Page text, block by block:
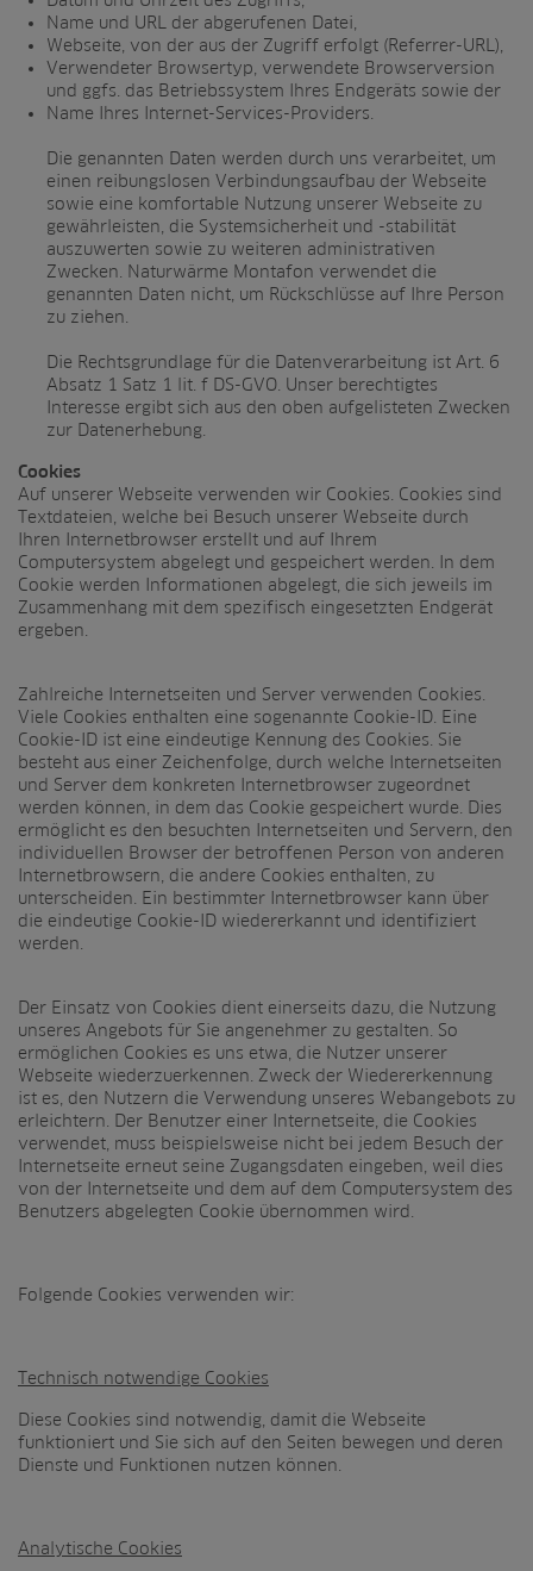
Name und URL der abgerufenen Datei,
Webseite, von der aus der Zugriff erfolgt (Referrer-URL),
Verwendeter Browsertyp, verwendete Browserversion
und ggfs. das Betriebssystem Ihres Endgeräts sowie der
Name Ihres Internet-Services-Providers.
Die genannten Daten werden durch uns verarbeitet, um
einen reibungslosen Verbindungsaufbau der Webseite
sowie eine komfortable Nutzung unserer Webseite zu
gewährleisten, die Systemsicherheit und -stabilität
auszuwerten sowie zu weiteren administrativen
Zwecken. Naturwärme Montafon verwendet die
genannten Daten nicht, um Rückschlüsse auf Ihre Person
zu ziehen.
Die Rechtsgrundlage für die Datenverarbeitung ist Art. 6
Absatz 1 Satz 1 lit. f DS-GVO. Unser berechtigtes
Interesse ergibt sich aus den oben aufgelisteten Zwecken
zur Datenerhebung.
Cookies
Auf unserer Webseite verwenden wir Cookies. Cookies sind
Textdateien, welche bei Besuch unserer Webseite durch
Ihren Internetbrowser erstellt und auf Ihrem
Computersystem abgelegt und gespeichert werden. In dem
Cookie werden Informationen abgelegt, die sich jeweils im
Zusammenhang mit dem spezifisch eingesetzten Endgerät
ergeben.
Zahlreiche Internetseiten und Server verwenden Cookies.
Viele Cookies enthalten eine sogenannte Cookie-ID. Eine
Cookie-ID ist eine eindeutige Kennung des Cookies. Sie
besteht aus einer Zeichenfolge, durch welche Internetseiten
und Server dem konkreten Internetbrowser zugeordnet
werden können, in dem das Cookie gespeichert wurde. Dies
ermöglicht es den besuchten Internetseiten und Servern, den
individuellen Browser der betroffenen Person von anderen
Internetbrowsern, die andere Cookies enthalten, zu
unterscheiden. Ein bestimmter Internetbrowser kann über
die eindeutige Cookie-ID wiedererkannt und identifiziert
werden.
Der Einsatz von Cookies dient einerseits dazu, die Nutzung
unseres Angebots für Sie angenehmer zu gestalten. So
ermöglichen Cookies es uns etwa, die Nutzer unserer
Webseite wiederzuerkennen. Zweck der Wiedererkennung
ist es, den Nutzern die Verwendung unseres Webangebots zu
erleichtern. Der Benutzer einer Internetseite, die Cookies
verwendet, muss beispielsweise nicht bei jedem Besuch der
Internetseite erneut seine Zugangsdaten eingeben, weil dies
von der Internetseite und dem auf dem Computersystem des
Benutzers abgelegten Cookie übernommen wird.
Folgende Cookies verwenden wir:
Technisch notwendige Cookies
Diese Cookies sind notwendig, damit die Webseite
funktioniert und Sie sich auf den Seiten bewegen und deren
Dienste und Funktionen nutzen können.
Analytische Cookies